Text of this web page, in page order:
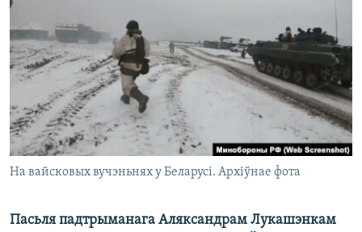
КАЛЯНДАР
НА ХВАЛЯХ СВАБОДЫ
На вайсковых вучэньнях у Беларусі. Архіўнае фота
Пасьля падтрыманага Аляксандрам Лукашэнкам